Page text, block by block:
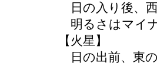
日の入り後、
明るさはマイ
【火星】
日の出前、東